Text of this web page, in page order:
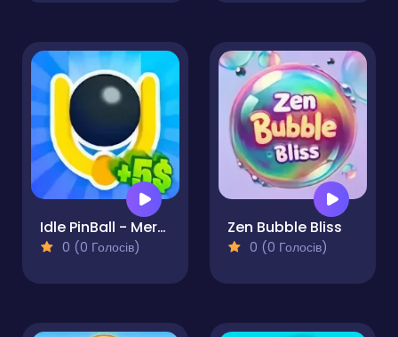
Idle PinBall - Merge Clicker
0 (0 Голосів)
Zen Bubble Bliss
0 (0 Голосів)